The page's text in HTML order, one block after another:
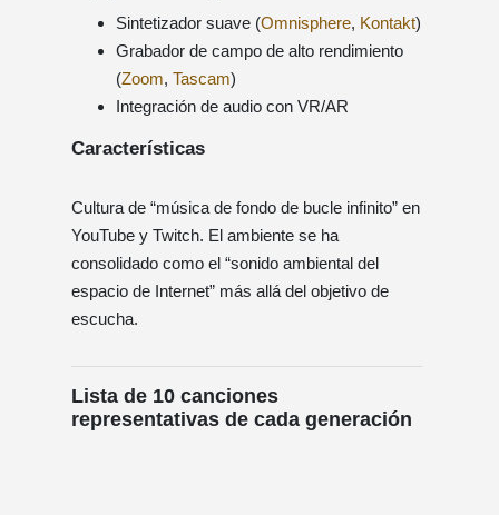
Sintetizador suave (Omnisphere, Kontakt)
Grabador de campo de alto rendimiento
(Zoom, Tascam)
Integración de audio con VR/AR
Características
Cultura de “música de fondo de bucle infinito” en
YouTube y Twitch. El ambiente se ha
consolidado como el “sonido ambiental del
espacio de Internet” más allá del objetivo de
escucha.
Lista de 10 canciones
representativas de cada generación